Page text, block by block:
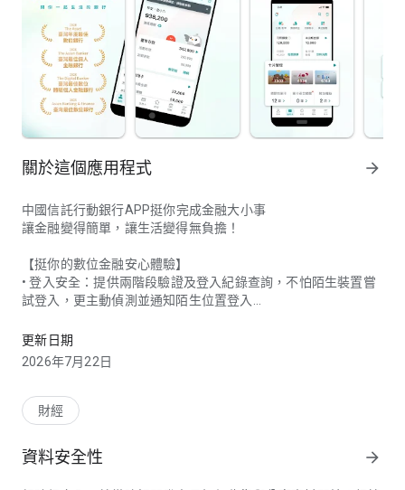
關於這個應用程式 arrow_forward
中國信託行動銀行APP挺你完成金融大小事
讓金融變得簡單，讓生活變得無負擔！
【挺你的數位金融安心體驗】
• 登入安全：提供兩階段驗證及登入紀錄查詢，不怕陌生裝置嘗
試登入，更主動偵測並通知陌生位置登入
機翻蓋即登出，保障資產安全
• 刷卡安全：提供自助暫停刷卡及刷卡安全提醒功能，主動偵測
非日常習慣的刷卡交易
【挺你的個性化金融展現】
• 可愛爆擊！全新換主題功能，讓超人氣三大角色，陪你度過美
更新日期
2026年7月22日
財經
資料安全性 arrow_forward